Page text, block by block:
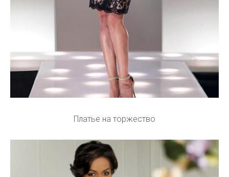
Платье на торжество